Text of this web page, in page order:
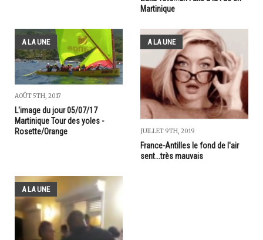
Martinique
A LA UNE
AOÛT 5TH, 2017
L'image du jour 05/07/17
Martinique Tour des yoles -
Rosette/Orange
A LA UNE
JUILLET 9TH, 2019
France-Antilles le fond de l'air
sent...très mauvais
A LA UNE